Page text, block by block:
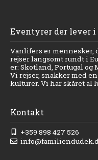
Eventyrer der lever i
Vanlifers er mennesker,
rejser langsomt rundt i
er: Skotland, Portugal og
Vi rejser, snakker med
kulturer. Vi har skåret al
Kontakt
+359 898 427 526